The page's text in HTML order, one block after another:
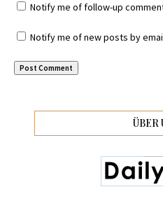
Notify me of follow-up
Notify me of new posts by
ÜBER